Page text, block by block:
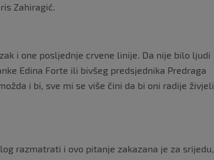
Zahiragić.
i one posljednje crvene linije. Da nije bilo ljudi
Edina Forte ili bivšeg predsjednika Predraga
i bi, sve mi se više čini da bi oni radije živjeli
razmatrati i ovo pitanje zakazana je za srijedu,